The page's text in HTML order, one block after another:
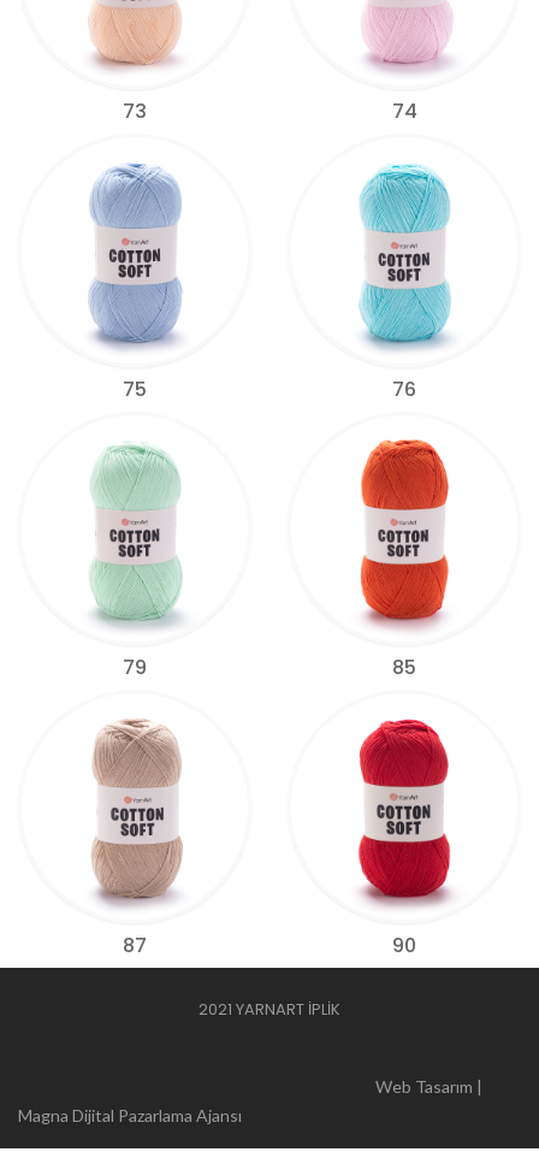
73 74
75 76
79 85
87 90
2021 YARNART İPLİK
Web Tasarım |
Magna Dijital Pazarlama Ajansı